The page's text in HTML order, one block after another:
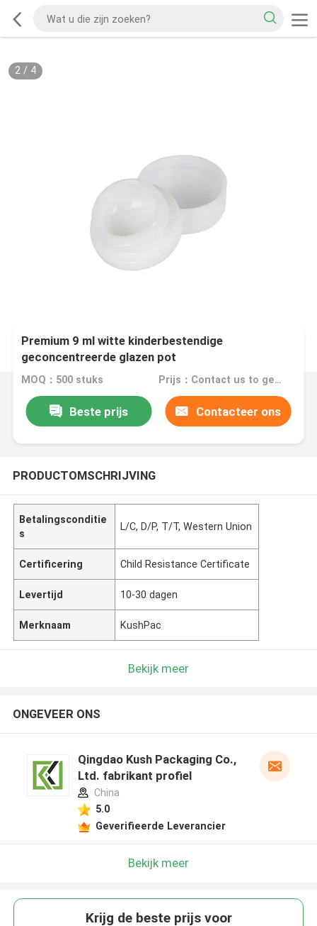
2/ 4
Premium 9 ml witte kinderbestendige
geconcentreerde glazen pot
MOQ：500 stuks Prijs：Contact us to get the pricing
Beste prijs Contacteer ons
PRODUCTOMSCHRIJVING
Betalingsconditie
s
L/C, D/P, T/T, Western Union
Certificering Child Resistance Certificate
Levertijd 10-30 dagen
Merknaam KushPac
Bekijk meer
ONGEVEER ONS
Qingdao Kush Packaging Co.,
Ltd. fabrikant profiel
China
5.0
Geverifieerde Leverancier
Bekijk meer
Krijg de beste prijs voor